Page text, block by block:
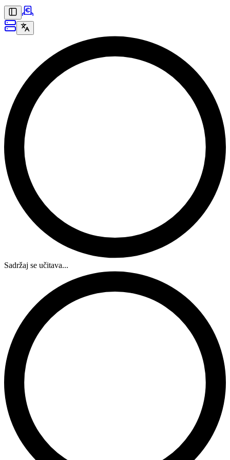
Sadržaj se učitava...